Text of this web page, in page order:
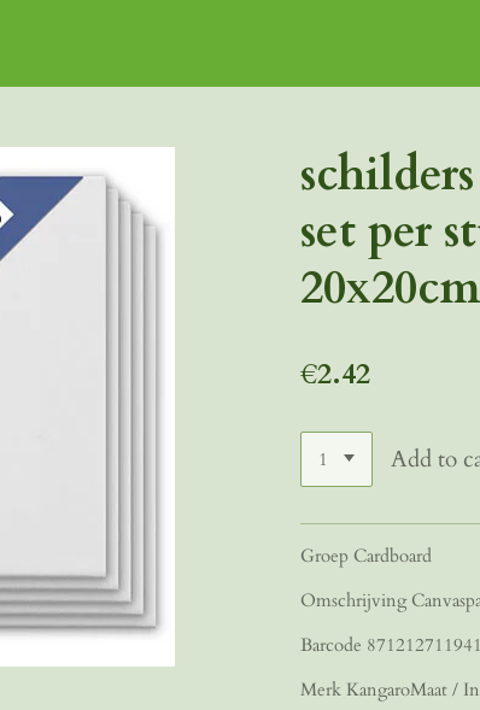
set per
20x20cm
€2.42
Add to
Groep Cardboard
Omschrijving
Barcode
Merk KangaroMaat /